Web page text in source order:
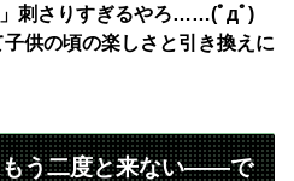
刺さりすぎるやろ……(ﾟдﾟ)
供の頃の楽しさと引き換えに
もう二度と来ない——で